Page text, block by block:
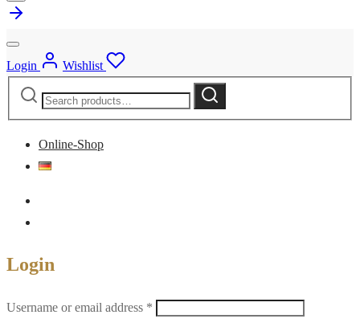
Login
Wishlist
Search
Search
Online-Shop
Login
Username or email address *